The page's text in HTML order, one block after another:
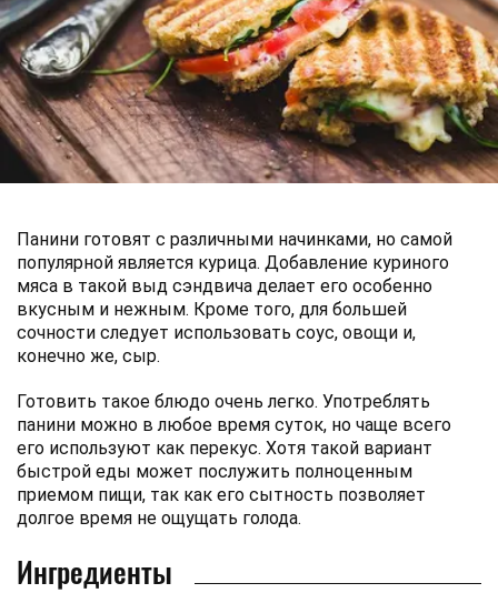
Панини готовят с различными начинками, но самой
популярной является курица. Добавление куриного
мяса в такой выд сэндвича делает его особенно
вкусным и нежным. Кроме того, для большей
сочности следует использовать соус, овощи и,
конечно же, сыр.
Готовить такое блюдо очень легко. Употреблять
панини можно в любое время суток, но чаще всего
его используют как перекус. Хотя такой вариант
быстрой еды может послужить полноценным
приемом пищи, так как его сытность позволяет
долгое время не ощущать голода.
Ингредиенты